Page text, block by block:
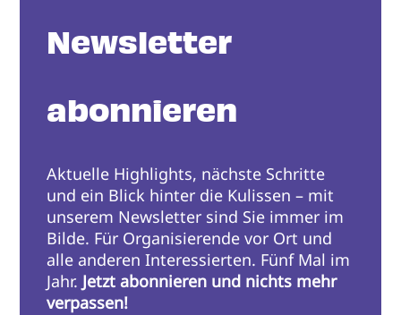
Newsletter
abonnieren
Aktuelle Highlights, nächste Schritte
und ein Blick hinter die Kulissen – mit
unserem Newsletter sind Sie immer im
Bilde. Für Organisierende vor Ort und
alle anderen Interessierten. Fünf Mal im
Jahr. Jetzt abonnieren und nichts mehr
verpassen!